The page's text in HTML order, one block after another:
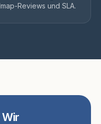
Reviews und SLA.